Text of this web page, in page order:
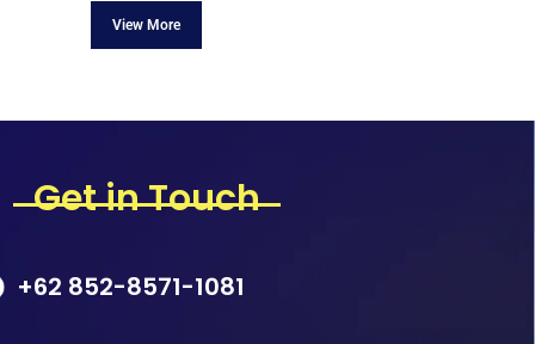
Get in Touch
+62 852-8571-1081